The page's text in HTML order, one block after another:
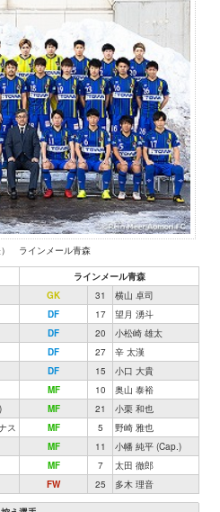
） ラインメール青森
ラインメール青森
GK 31
横山 卓司
DF 17
望月 湧斗
DF 20
小松崎 雄太
DF 27
辛 太漢
DF 15
小口 大貴
MF 10
奥山 泰裕
MF 21
小栗 和也
ス MF 5
野崎 雅也
MF 11
小幡 純平 (Cap.)
MF 7
太田 徹郎
FW 25 多木 理音